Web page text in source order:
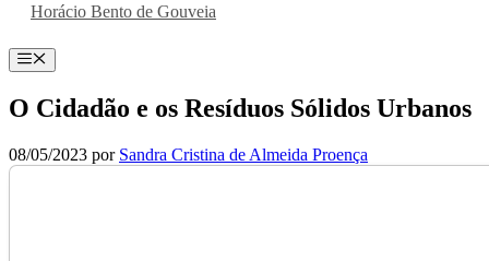
Horácio Bento de Gouveia
Menu
O Cidadão e os Resíduos Sólidos Urbanos
08/05/2023 por Sandra Cristina de Almeida Proença